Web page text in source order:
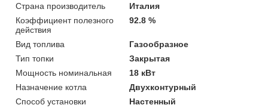
Страна производитель
Италия
Коэффициент полезного
действия
92.8 %
Вид топлива
Газообразное
Тип топки
Закрытая
Мощность номинальная
18 кВт
Назначение котла
Двухконтурный
Способ установки
Настенный